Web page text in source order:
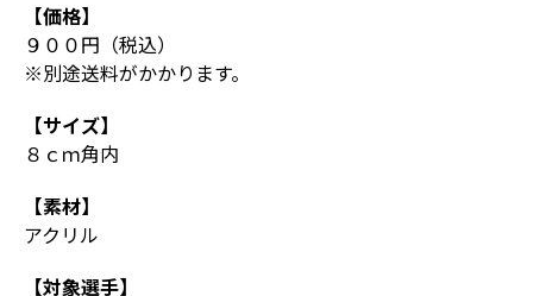
【価格】
９００円（税込）
※別途送料がかかります。
【サイズ】
８ｃｍ角内
【素材】
アクリル
【対象選手】